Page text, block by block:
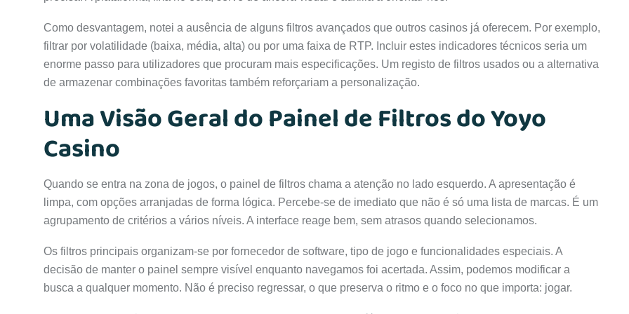
Como desvantagem, notei a ausência de alguns filtros avançados que outros casinos já oferecem. Por exemplo,
filtrar por volatilidade (baixa, média, alta) ou por uma faixa de RTP. Incluir estes indicadores técnicos seria um
enorme passo para utilizadores que procuram mais especificações. Um registo de filtros usados ou a alternativa
de armazenar combinações favoritas também reforçariam a personalização.
Uma Visão Geral do Painel de Filtros do Yoyo
Casino
Quando se entra na zona de jogos, o painel de filtros chama a atenção no lado esquerdo. A apresentação é
limpa, com opções arranjadas de forma lógica. Percebe-se de imediato que não é só uma lista de marcas. É um
agrupamento de critérios a vários níveis. A interface reage bem, sem atrasos quando selecionamos.
Os filtros principais organizam-se por fornecedor de software, tipo de jogo e funcionalidades especiais. A
decisão de manter o painel sempre visível enquanto navegamos foi acertada. Assim, podemos modificar a
busca a qualquer momento. Não é preciso regressar, o que preserva o ritmo e o foco no que importa: jogar.